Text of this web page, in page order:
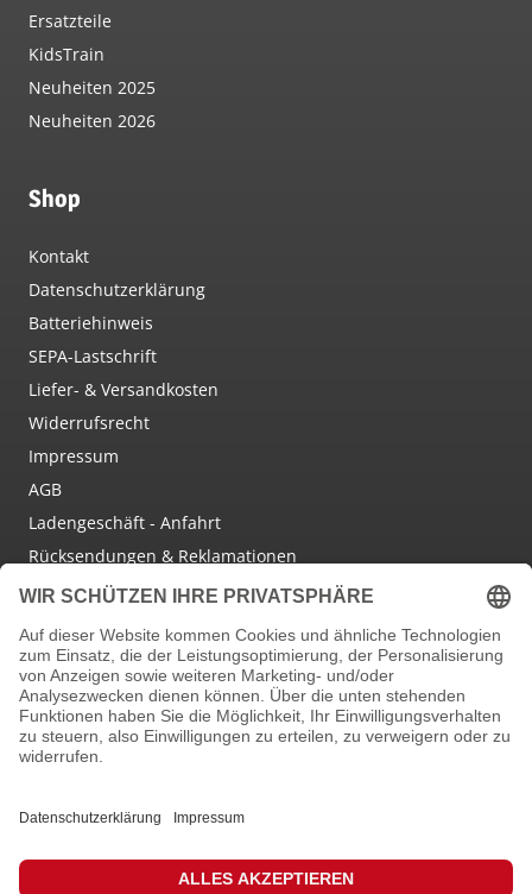
Ersatzteile
KidsTrain
Neuheiten 2025
Neuheiten 2026
Shop
Kontakt
Datenschutzerklärung
Batteriehinweis
SEPA-Lastschrift
Liefer- & Versandkosten
Widerrufsrecht
Impressum
AGB
Ladengeschäft - Anfahrt
Rücksendungen & Reklamationen
Social Media
Facebook
Instagram